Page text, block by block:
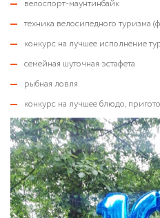
велоспорт-маунтинбайк
техника велосипедного туризма
конкурс на лучшее исполнение
семейная шуточная эстафета
рыбная ловля
конкурс на лучшее блюдо,